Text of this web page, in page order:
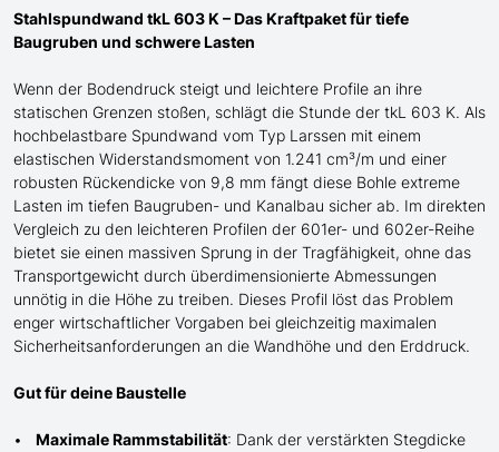
Stahlspundwand tkL 603 K – Das Kraftpaket für tiefe
Baugruben und schwere Lasten
Wenn der Bodendruck steigt und leichtere Profile an ihre
statischen Grenzen stoßen, schlägt die Stunde der tkL 603 K. Als
hochbelastbare Spundwand vom Typ Larssen mit einem
elastischen Widerstandsmoment von 1.241 cm³/m und einer
robusten Rückendicke von 9,8 mm fängt diese Bohle extreme
Lasten im tiefen Baugruben- und Kanalbau sicher ab. Im direkten
Vergleich zu den leichteren Profilen der 601er- und 602er-Reihe
bietet sie einen massiven Sprung in der Tragfähigkeit, ohne das
Transportgewicht durch überdimensionierte Abmessungen
unnötig in die Höhe zu treiben. Dieses Profil löst das Problem
enger wirtschaftlicher Vorgaben bei gleichzeitig maximalen
Sicherheitsanforderungen an die Wandhöhe und den Erddruck.
Gut für deine Baustelle
Maximale Rammstabilität: Dank der verstärkten Stegdicke